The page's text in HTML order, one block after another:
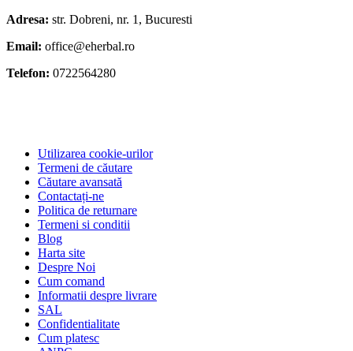
Adresa: str. Dobreni, nr. 1, Bucuresti
Email: office@eherbal.ro
Telefon: 0722564280
Utilizarea cookie-urilor
Termeni de căutare
Căutare avansată
Contactați-ne
Politica de returnare
Termeni si conditii
Blog
Harta site
Despre Noi
Cum comand
Informatii despre livrare
SAL
Confidentialitate
Cum platesc